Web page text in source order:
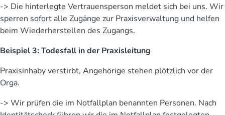
-> Die hinterlegte Vertrauensperson meldet sich bei uns. Wir
sperren sofort alle Zugänge zur Praxisverwaltung und helfen
beim Wiederherstellen des Zugangs.
Beispiel 3: Todesfall in der Praxisleitung
Praxisinhaby verstirbt, Angehörige stehen plötzlich vor der
Orga.
-> Wir prüfen die im Notfallplan benannten Personen. Nach